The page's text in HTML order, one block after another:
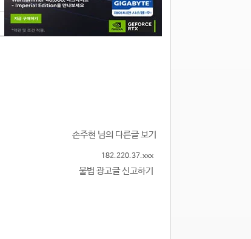
손주현 님의 다른글 보기
182.220.37.xxx
불법 광고글 신고하기